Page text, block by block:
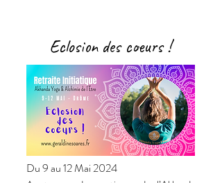
Eclosion des coeurs !
Du 9 au 12 Mai 2024